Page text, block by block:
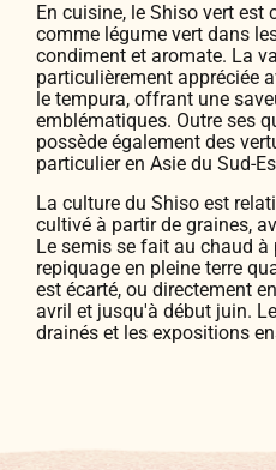
En cuisine, le Shiso vert
comme légume vert dans
condiment et aromate. La
particulièrement appréciée
le tempura, offrant une
emblématiques. Outre ses
possède également des
particulier en Asie du Sud-
La culture du Shiso est
cultivé à partir de graines,
Le semis se fait au chaud
repiquage en pleine terre
est écarté, ou directement
avril et jusqu'à début juin.
drainés et les expositions